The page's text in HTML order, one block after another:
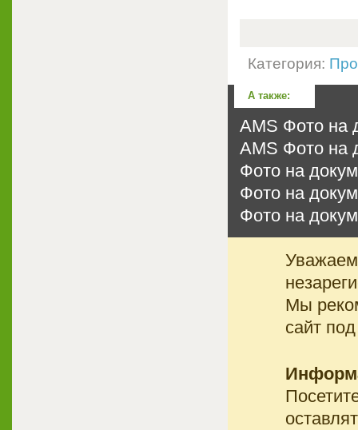
Категория:
А также:
AMS Фото на
AMS Фото на
Фото на
Фото на
Фото на
Мы
сайт